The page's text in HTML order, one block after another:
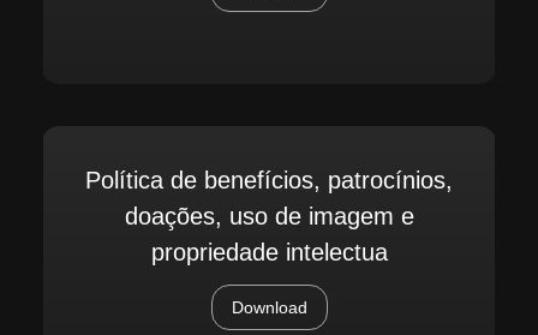
Política de benefícios, patrocínios,
doações, uso de imagem e
propriedade intelectua
Download